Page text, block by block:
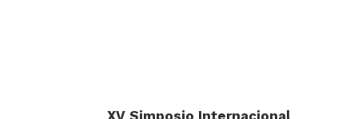
XV Simposio Internacional